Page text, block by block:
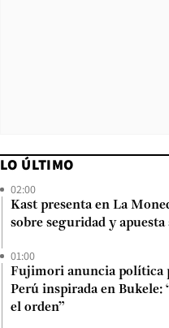
LO ÚLTIMO
02:00
Kast presenta en La
sobre seguridad y
01:00
Fujimori anuncia política
Perú inspirada en
el orden”